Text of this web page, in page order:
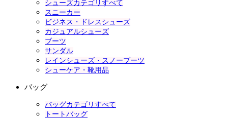
シューズカテゴリすべて
スニーカー
ビジネス・ドレスシューズ
カジュアルシューズ
ブーツ
サンダル
レインシューズ・スノーブーツ
シューケア・靴用品
バッグ
バッグカテゴリすべて
トートバッグ